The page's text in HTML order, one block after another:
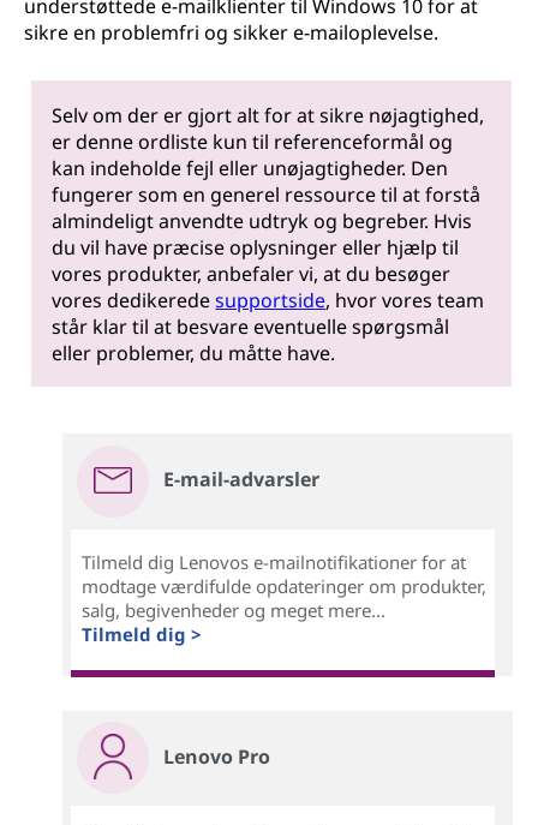
understøttede e-mailklienter til Windows 10 for at
sikre en problemfri og sikker e-mailoplevelse.
Selv om der er gjort alt for at sikre nøjagtighed,
er denne ordliste kun til referenceformål og
kan indeholde fejl eller unøjagtigheder. Den
fungerer som en generel ressource til at forstå
almindeligt anvendte udtryk og begreber. Hvis
du vil have præcise oplysninger eller hjælp til
vores produkter, anbefaler vi, at du besøger
vores dedikeredesupportside, hvor vores team
står klar til at besvare eventuelle spørgsmål
eller problemer, du måtte have.
E-mail-advarsler
Tilmeld dig Lenovos e-mailnotifikationer for at
modtage værdifulde opdateringer om produkter,
salg, begivenheder og meget mere...
Tilmeld dig >
Lenovo Pro